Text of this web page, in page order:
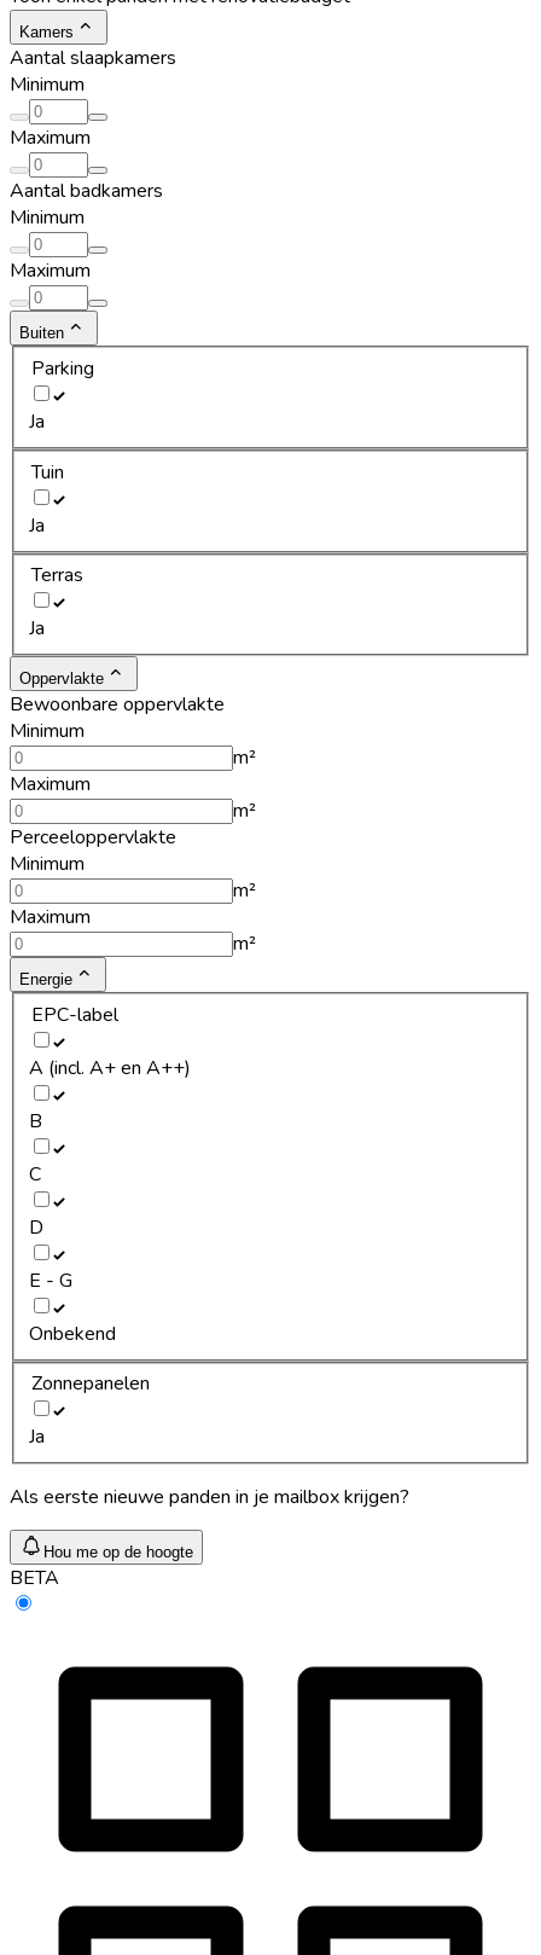
Kamers
Aantal slaapkamers
Minimum
Maximum
Aantal badkamers
Minimum
Maximum
Buiten
Parking
Ja
Tuin
Ja
Terras
Ja
Oppervlakte
Bewoonbare oppervlakte
Minimum
m²
Maximum
m²
Perceeloppervlakte
Minimum
m²
Maximum
m²
Energie
EPC-label
A (incl. A+ en A++)
B
C
D
E - G
Onbekend
Zonnepanelen
Ja
Als eerste nieuwe panden in je mailbox krijgen?
Hou me op de hoogte
BETA